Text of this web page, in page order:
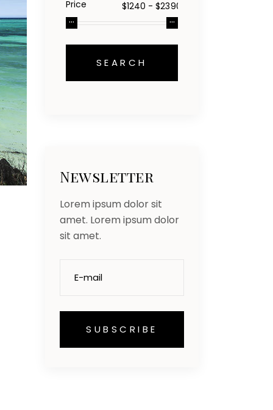
Price
Newsletter
Lorem ipsum dolor sit
amet. Lorem ipsum dolor
sit amet.